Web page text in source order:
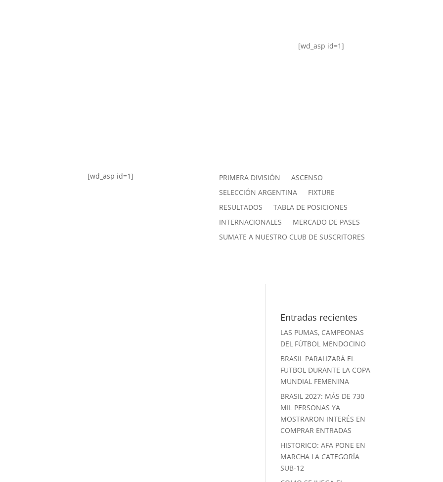
[wd_asp id=1]
[wd_asp id=1] PRIMERA DIVISIÓN
ASCENSO
SELECCIÓN ARGENTINA
FIXTURE
RESULTADOS
TABLA DE POSICIONES
INTERNACIONALES
MERCADO DE PASES
SUMATE A NUESTRO CLUB DE SUSCRITORES
Entradas recientes
LAS PUMAS, CAMPEONAS
DEL FÚTBOL MENDOCINO
BRASIL PARALIZARÁ EL
FUTBOL DURANTE LA COPA
MUNDIAL FEMENINA
BRASIL 2027: MÁS DE 730
MIL PERSONAS YA
MOSTRARON INTERÉS EN
COMPRAR ENTRADAS
HISTORICO: AFA PONE EN
MARCHA LA CATEGORÍA
SUB-12